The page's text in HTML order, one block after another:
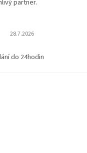
partner.
Hodnocení obchodu je 5 z
28.7.2026
do 24hodin